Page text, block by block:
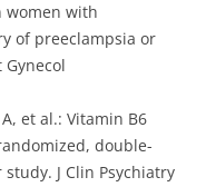
women with
of preeclampsia or
et al.: Vitamin B6
double-
J Clin Psychiatry